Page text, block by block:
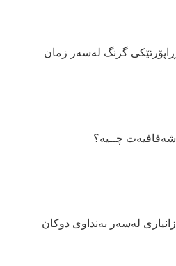
ڕاپۆرتێكی گرنگ لەسەر زمان
شەفافیەت چــیە؟
زانیاری لەسەر بەنداوی دوكان